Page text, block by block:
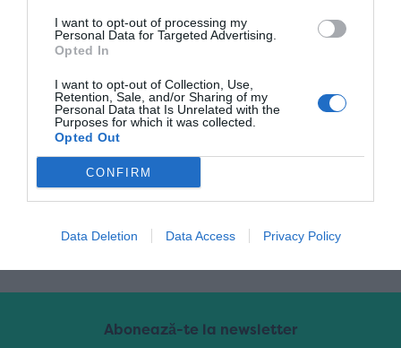
I want to opt-out of processing my
Personal Data for Targeted Advertising.
Opted In
I want to opt-out of Collection, Use,
Retention, Sale, and/or Sharing of my
Personal Data that Is Unrelated with the
Purposes for which it was collected.
Opted Out
CONFIRM
Data Deletion Data Access Privacy Policy
Pagina 4 din 90 « Prima «
6 ... 10 20 30
Abonează-te la newsletter